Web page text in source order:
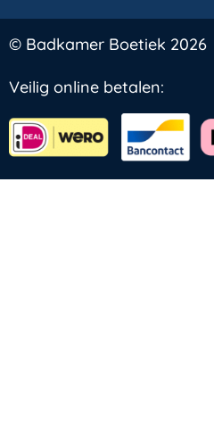
© Badkamer Boetiek 2026
Veilig online betalen: